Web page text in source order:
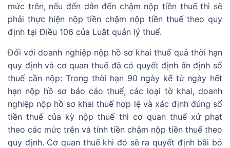
mức trên, nếu đến dẫn đến chậm nộp tiền thuế thì sẽ
phải thực hiện nộp tiền chậm nộp tiền thuế theo quy
định tại Điều 106 của Luật quản lý thuế.
Đối với doanh nghiệp nộp hồ sơ khai thuế quá thời hạn
quy định và cơ quan thuế đã có quyết định ấn định số
thuế cần nộp: Trong thời hạn 90 ngày kể từ ngày hết
hạn nộp hồ sơ báo cáo thuế, các loại tờ khai, doanh
nghiệp nộp hồ sơ khai thuế hợp lệ và xác định đúng số
tiền thuế của kỳ nộp thuế thì cơ quan thuế xử phạt
theo các mức trên và tính tiền chậm nộp tiền thuế theo
quy định. Cơ quan thuế khi đó sẽ ra quyết định bãi bỏ